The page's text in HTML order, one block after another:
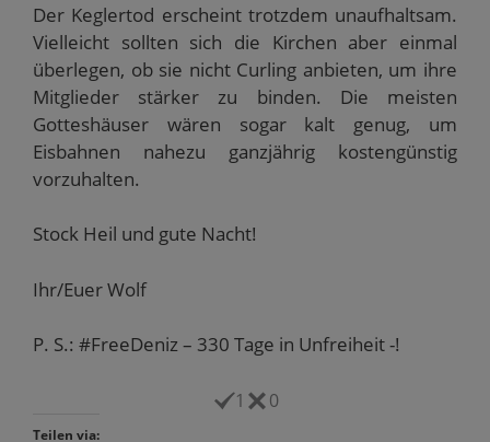
Der Keglertod erscheint trotzdem unaufhaltsam.
Vielleicht sollten sich die Kirchen aber einmal
überlegen, ob sie nicht Curling anbieten, um ihre
Mitglieder stärker zu binden. Die meisten
Gotteshäuser wären sogar kalt genug, um
Eisbahnen nahezu ganzjährig kostengünstig
vorzuhalten.
Stock Heil und gute Nacht!
Ihr/Euer Wolf
P. S.: #FreeDeniz – 330 Tage in Unfreiheit -!
1 0
Teilen via: